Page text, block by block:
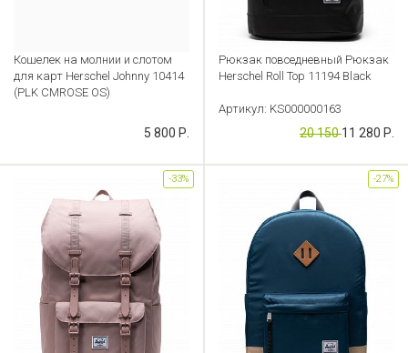
Кошелек на молнии и слотом
для карт Herschel Johnny 10414
(PLK CMROSE OS)
5 800 Р.
Рюкзак повседневный Рюкзак
Herschel Roll Top 11194 Black
Артикул: KS000000163
20 15011 280 Р.
-33% -27%